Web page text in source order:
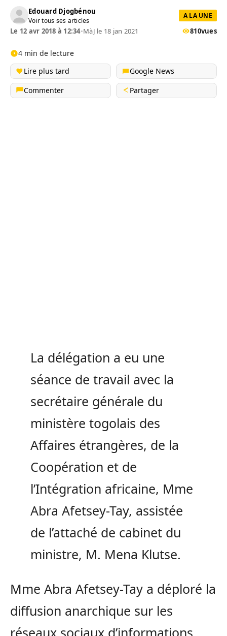
Edouard Djogbénou
Voir tous ses articles
A LA UNE
Le 12 avr 2018 à 12:34•MàJ le 18 jan 2021 810vues
4 min de lecture
Lire plus tard
Google News
Commenter
Partager
La délégation a eu une
séance de travail avec la
secrétaire générale du
ministère togolais des
Affaires étrangères, de la
Coopération et de
l’Intégration africaine, Mme
Abra Afetsey-Tay, assistée
de l’attaché de cabinet du
ministre, M. Mena Klutse.
Mme Abra Afetsey-Tay a déploré la
diffusion anarchique sur les
réseaux sociaux d’informations